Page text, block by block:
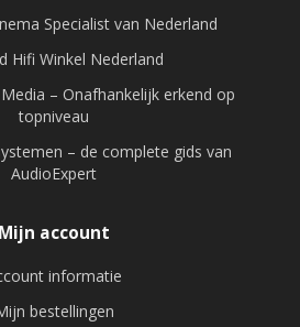
Specialist van Nederland
Hifi Winkel Nederland
– Onafhankelijk erkend op
topniveau
– de complete gids van
AudioExpert
Mijn account
informatie
bestellingen